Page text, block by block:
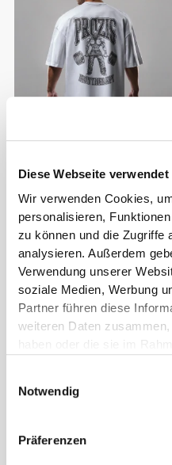
Diese Webseite
Wir verwenden Cookies,
personalisieren,
zu können und die Zugriffe
analysieren. Außerdem
Verwendung unserer
soziale Medien, Werbung
Partner führen diese
weiteren Daten
Notwendig
Präferenzen
Shirt
IronMode Herrenhose